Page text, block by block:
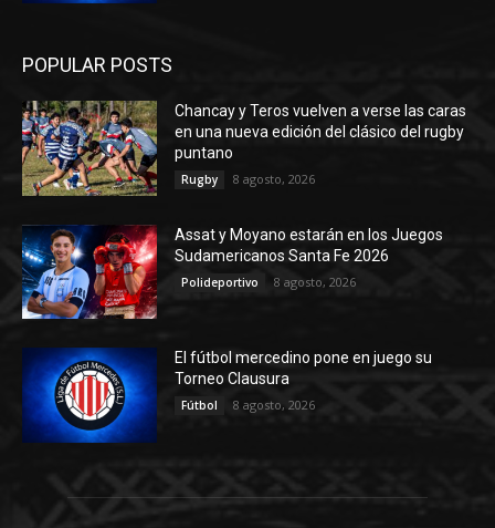
POPULAR POSTS
Chancay y Teros vuelven a verse las caras
en una nueva edición del clásico del rugby
puntano
Rugby 8 agosto, 2026
Assat y Moyano estarán en los Juegos
Sudamericanos Santa Fe 2026
Polideportivo 8 agosto, 2026
El fútbol mercedino pone en juego su
Torneo Clausura
Fútbol 8 agosto, 2026